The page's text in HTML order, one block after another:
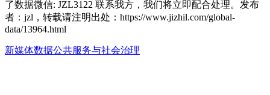
了数据微信: JZL3122 联系我方，我们将立即配合处理。发布
者：jzl，转载请注明出处： https://www.jizhil.com/global-
data/13964.html
新媒体数据公共服务与社会治理